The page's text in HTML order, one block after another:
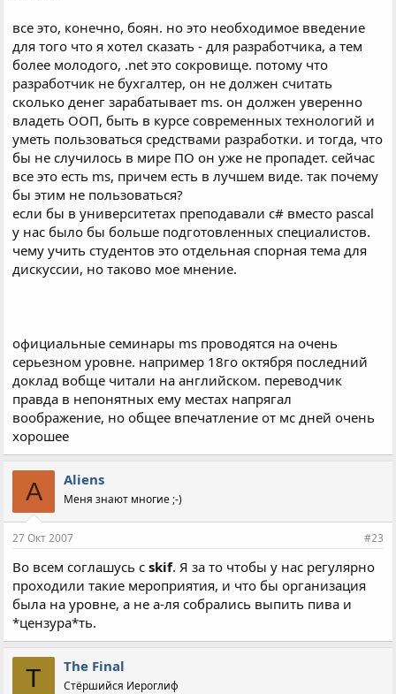
все это, конечно, боян. но это необходимое введение
для того что я хотел сказать - для разработчика, а тем
более молодого, .net это сокровище. потому что
разработчик не бухгалтер, он не должен считать
сколько денег зарабатывает ms. он должен уверенно
владеть ООП, быть в курсе современных технологий и
уметь пользоваться средствами разработки. и тогда, что
бы не случилось в мире ПО он уже не пропадет. сейчас
все это есть ms, причем есть в лучшем виде. так почему
бы этим не пользоваться?
если бы в университетах преподавали с# вместо pascal
у нас было бы больше подготовленных специалистов.
чему учить студентов это отдельная спорная тема для
дискуссии, но таково мое мнение.
официальные семинары ms проводятся на очень
серьезном уровне. например 18го октября последний
доклад вобще читали на английском. переводчик
правда в непонятных ему местах напрягал
воображение, но общее впечатление от мс дней очень
хорошее
A Aliens
Меня знают многие ;-)
27 Окт 2007 #23
Во всем соглашусь сskif. Я за то чтобы у нас регулярно
проходили такие мероприятия, и что бы организация
была на уровне, а не а-ля собрались выпить пива и
*цензура*ть.
T The Final
Стёршийся Иероглиф